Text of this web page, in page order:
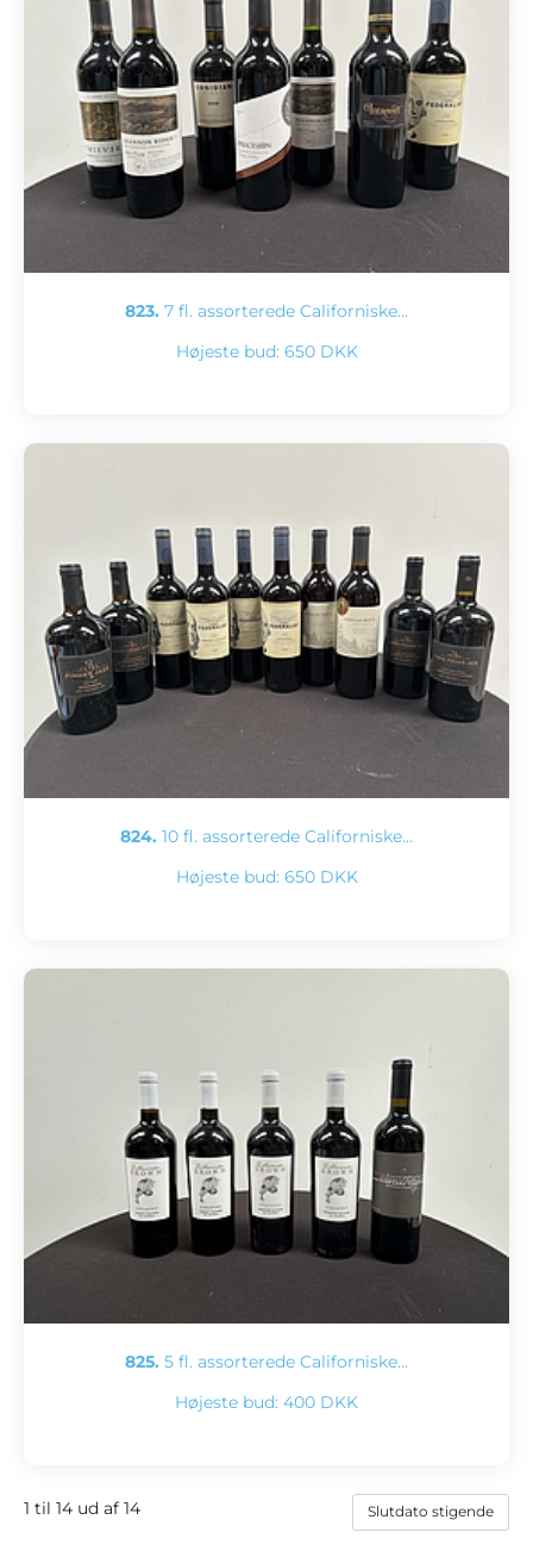
823. 7 fl. assorterede Californiske…
Højeste bud: 650 DKK
824. 10 fl. assorterede Californiske…
Højeste bud: 650 DKK
825. 5 fl. assorterede Californiske…
Højeste bud: 400 DKK
1 til 14 ud af 14